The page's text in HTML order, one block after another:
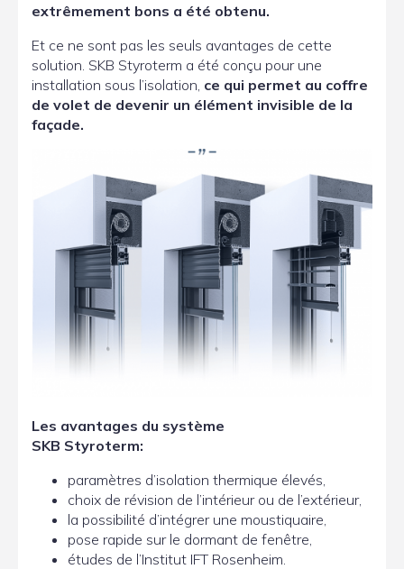
extrêmement bons a été obtenu.
Et ce ne sont pas les seuls avantages de cette
solution. SKB Styroterm a été conçu pour une
installation sous l’isolation, ce qui permet au coffre
de volet de devenir un élément invisible de la
façade.
Les avantages du système
SKB Styroterm:
paramètres d’isolation thermique élevés,
choix de révision de l’intérieur ou de l’extérieur,
la possibilité d’intégrer une moustiquaire,
pose rapide sur le dormant de fenêtre,
études de l’Institut IFT Rosenheim.